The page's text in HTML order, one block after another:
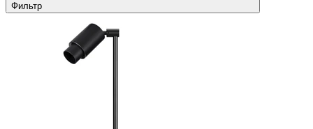
Фильтр